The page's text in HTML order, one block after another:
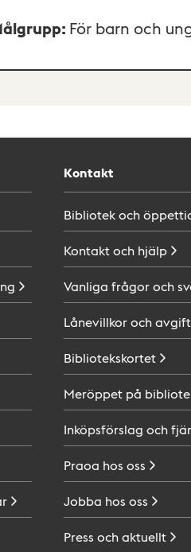
: För barn och
Kontakt
Bibliotek och
Kontakt och hjälp
Vanliga frågor och
Lånevillkor och
Bibliotekskortet
Meröppet på
Inköpsförslag och
Praoa hos oss
Jobba hos oss
Press ochaktuellt